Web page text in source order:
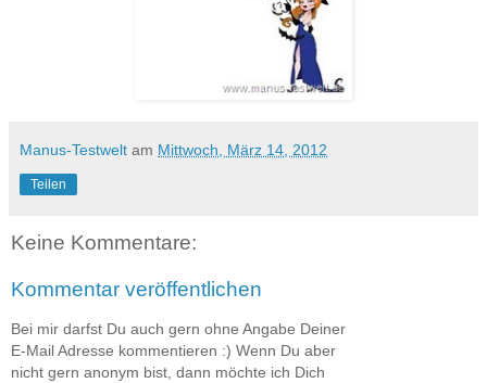
Manus-Testwelt am Mittwoch, März 14, 2012
Teilen
Keine Kommentare:
Kommentar veröffentlichen
Bei mir darfst Du auch gern ohne Angabe Deiner
E-Mail Adresse kommentieren :) Wenn Du aber
nicht gern anonym bist, dann möchte ich Dich